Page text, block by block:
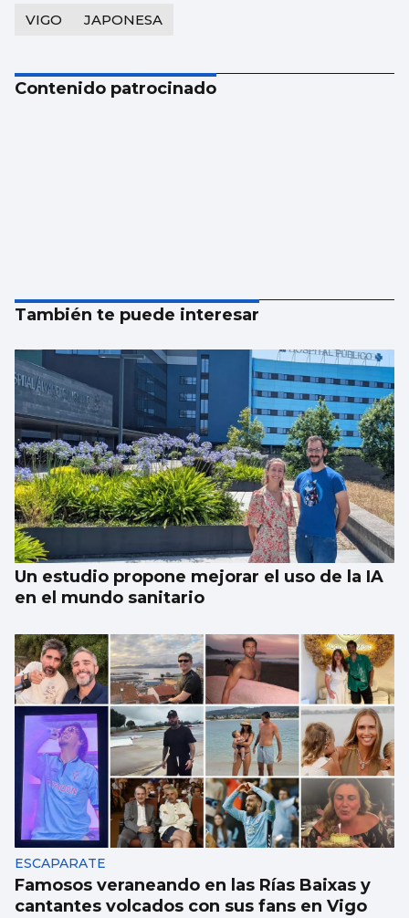
VIGO JAPONESA
Contenido patrocinado
También te puede interesar
Un estudio propone mejorar el uso de la IA
en el mundo sanitario
ESCAPARATE
Famosos veraneando en las Rías Baixas y
cantantes volcados con sus fans en Vigo